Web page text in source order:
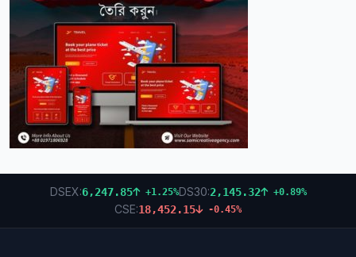
DSEX:6,247.85 +1.25%DS30:2,145.32 +0.89%
CSE:18,452.15 -0.45%